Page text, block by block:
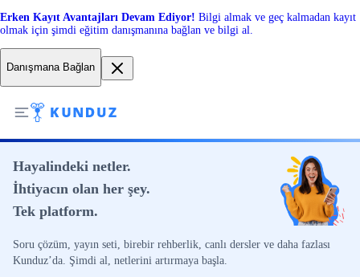
Erken Kayıt Avantajları Devam Ediyor! Bilgi almak ve geç kalmadan kayıt
olmak için şimdi eğitim danışmanına bağlan ve bilgi al.
Danışmana Bağlan
Hayalindeki netler.
İhtiyacın olan her şey.
Tek platform.
Soru çözüm, yayın seti, birebir rehberlik, canlı dersler ve daha fazlası
Kunduz’da. Şimdi al, netlerini artırmaya başla.